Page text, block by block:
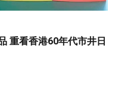
重看香港60年代市井日